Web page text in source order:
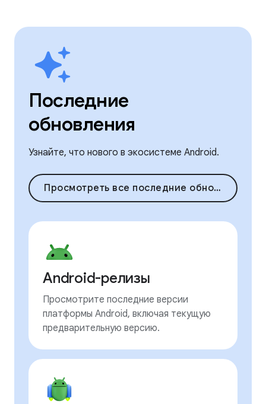
Последние
обновления
Узнайте, что нового в экосистеме Android.
Просмотреть все последние обновления
Android-релизы
Просмотрите последние версии
платформы Android, включая текущую
предварительную версию.